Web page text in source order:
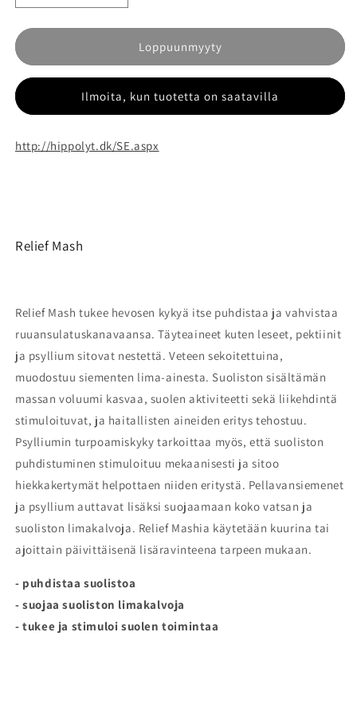
tuotteen
St
Relief
Mash
tuotteen
St
Hippolyt
Relief
Mash
määrää
Loppuunmyyty
Ilmoita, kun tuotetta on saatavilla
http://hippolyt.dk/SE.aspx
Relief Mash
Relief Mash tukee hevosen kykyä itse puhdistaa ja vahvistaa
ruuansulatuskanavaansa. Täyteaineet kuten leseet, pektiinit
ja psyllium sitovat nestettä. Veteen sekoitettuina,
muodostuu siementen lima-ainesta. Suoliston sisältämän
massan voluumi kasvaa, suolen aktiviteetti sekä liikehdintä
stimuloituvat, ja haitallisten aineiden eritys tehostuu.
Psylliumin turpoamiskyky tarkoittaa myös, että suoliston
puhdistuminen stimuloituu mekaanisesti ja sitoo
hiekkakertymät helpottaen niiden eritystä. Pellavansiemenet
ja psyllium auttavat lisäksi suojaamaan koko vatsan ja
suoliston limakalvoja. Relief Mashia käytetään kuurina tai
ajoittain päivittäisenä lisäravinteena tarpeen mukaan.
- puhdistaa suolistoa
- suojaa suoliston limakalvoja
- tukee ja stimuloi suolen toimintaa